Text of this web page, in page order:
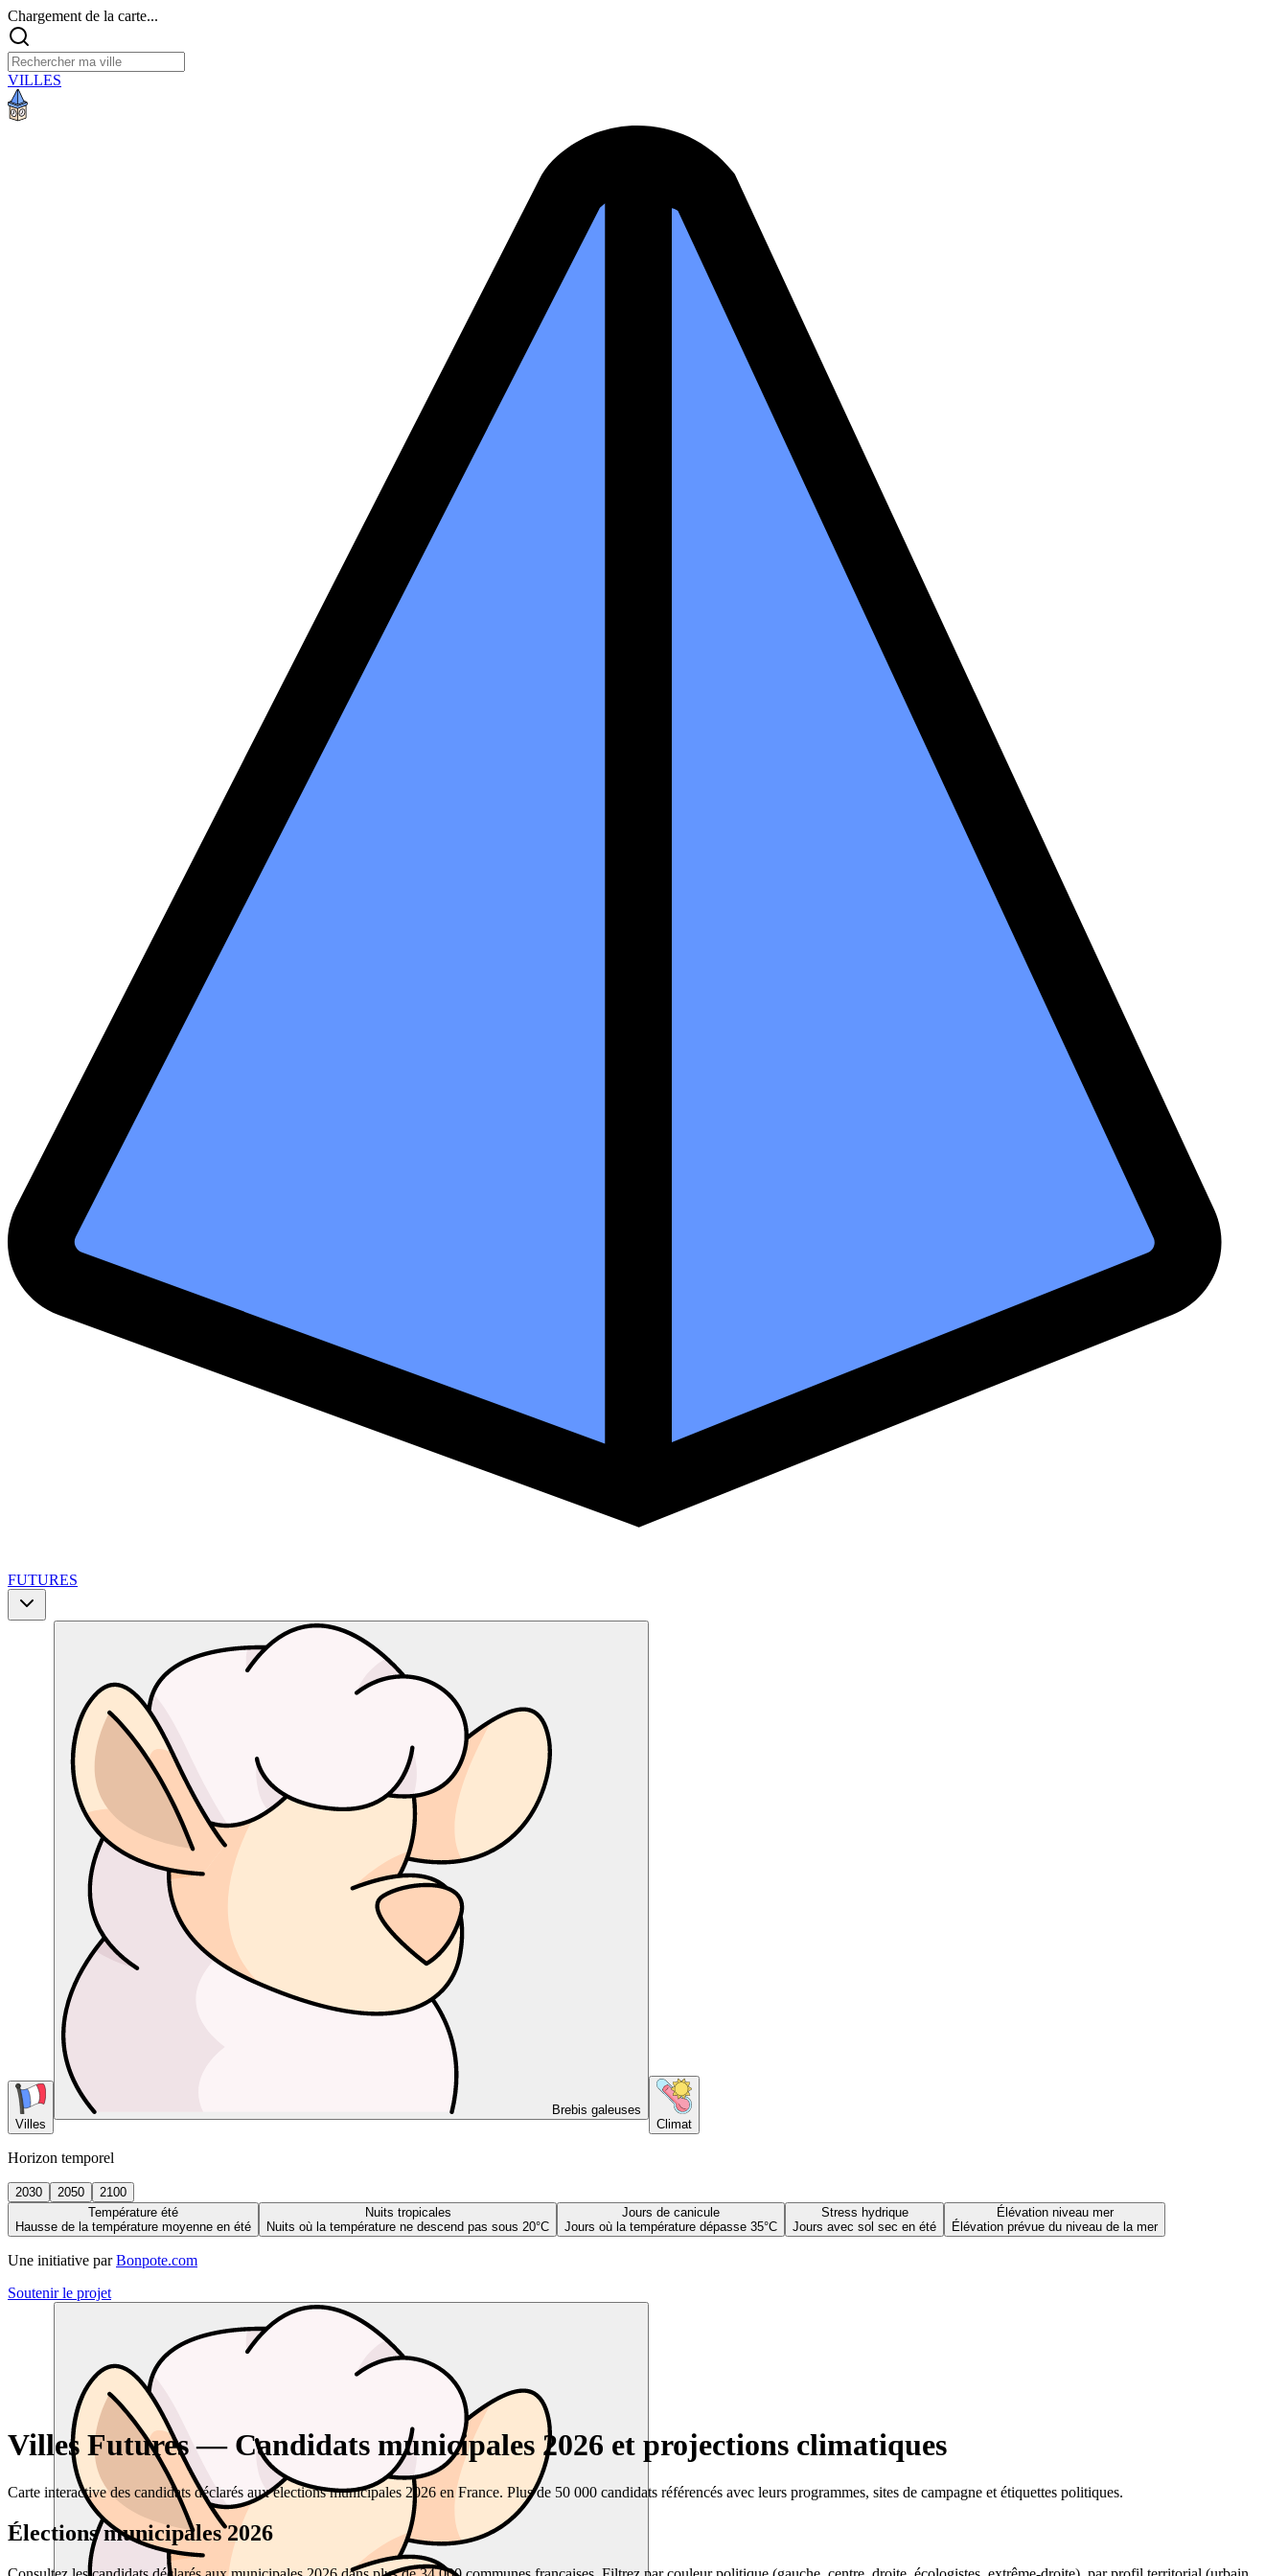
Chargement de la carte...
VILLES
FUTURES
Villes
Brebis galeuses
Climat
Horizon temporel
2030 2050
2100
Température été
Hausse de la température moyenne en été
Nuits tropicales
Nuits où la température ne descend pas sous 20°C
Jours de canicule
Jours où la température dépasse 35°C
Stress hydrique
Jours avec sol sec en été
Élévation niveau mer
Élévation prévue du niveau de la mer
Une initiative par Bonpote.com
Soutenir le projet
Villes Futures — Candidats municipales 2026 et projections climatiques
Carte interactive des candidats déclarés aux élections municipales 2026 en France. Plus de 50 000 candidats référencés avec leurs programmes, sites de campagne et étiquettes politiques.
Élections municipales 2026